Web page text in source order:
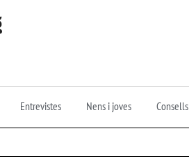
Entrevistes Nens i joves Consells